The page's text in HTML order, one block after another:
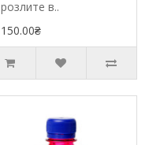
розлите в..
150.00₴